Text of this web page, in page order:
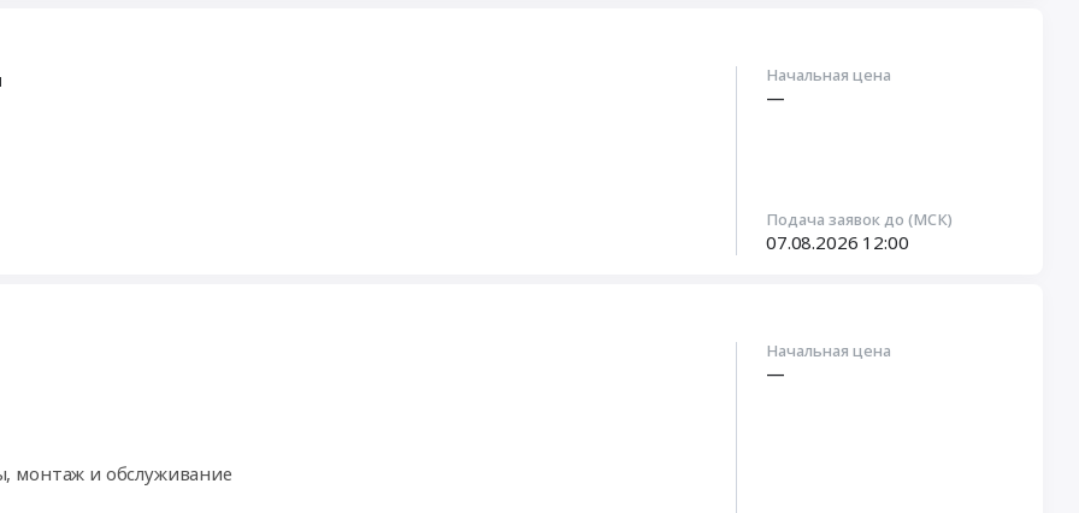
Начальная цена
—
Подача заявок до (МСК)
07.08.2026 12:00
монтаж и обслуживание
Начальная цена
—